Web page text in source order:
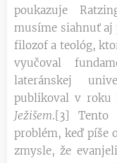
poukazuje
musíme siahnuť aj
filozof a teológ,
vyučoval
lateránskej
publikoval v roku
Ježišem.[3] Tento
problém, keď píše
zmysle, že